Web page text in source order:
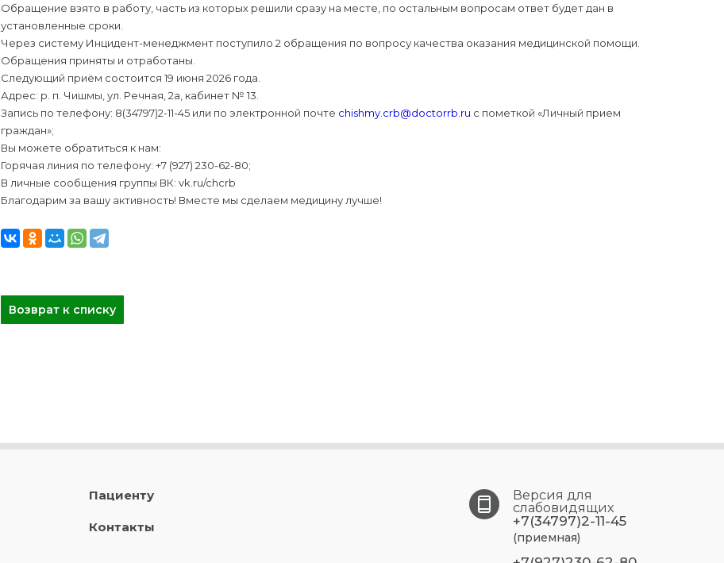
Обращение взято в работу, часть из которых решили сразу на месте, по остальным вопросам ответ будет дан в
установленные сроки.
Через систему Инцидент-менеджмент поступило 2 обращения по вопросу качества оказания медицинской помощи.
Обращения приняты и отработаны.
Следующий приём состоится 19 июня 2026 года.
Адрес: р. п. Чишмы, ул. Речная, 2а, кабинет № 13.
Запись по телефону: 8(34797)2-11-45 или по электронной почте chishmy.crb@doctorrb.ru с пометкой «Личный прием
граждан»;
Вы можете обратиться к нам:
Горячая линия по телефону: +7 (927) 230-62-80;
В личные сообщения группы ВК: vk.ru/chcrb
Благодарим за вашу активность! Вместе мы сделаем медицину лучше!
Возврат к списку
Пациенту
Контакты
Версия для
слабовидящих
+7(34797)2-11-45
(приемная)